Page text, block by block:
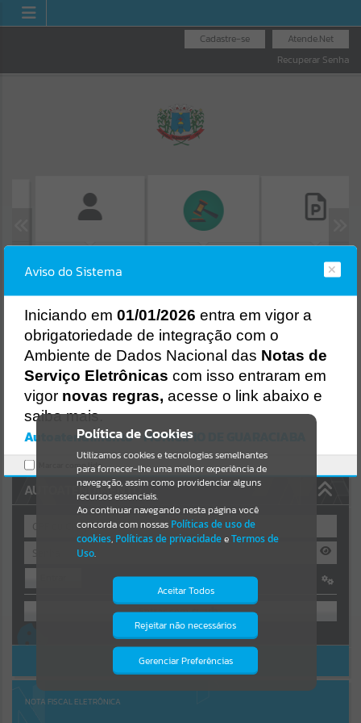
Atende.Net
Cadastre-se
Recuperar Senha
PAGAMENTO
PROTOCOLO
Resultados para""
Portais
Por favor, aguarde...
NOTÍCIAS
Por favor, aguarde...
Por favor, aguarde...
AUTOATENDIMENTO
OU
Cadastre-se|Recuperar Senha
ACESSAR SEM LOGIN
NOTA FISCAL ELETRÔNICA
Política de Cookies
Utilizamos cookies e tecnologias semelhantes
para fornecer-lhe uma melhor experiência de
navegação, assim como providenciar alguns
recursos essenciais.
Ao continuar navegando nesta página você
concorda com nossas Políticas de uso de
cookies, Políticas de privacidadeeTermos de
Uso.
Aceitar Todos
Rejeitar não necessários
Gerenciar Preferências
Isto significa que diversos recursos
providenciados poderão não estar
Aviso do Sistema
Iniciando em 01/01/2026 entra em vigor a
obrigatoriedade de integração com o
Ambiente de Dados Nacional das Notas de
Serviço Eletrônicas com isso entraram em
vigor novas regras, acesse o link abaixo e
saiba mais.
Autoatendimento - MUNICIPIO DE GUARACIABA
Marcar como lido.
Erro
Gerenciamento do Sistema
CÓDIGO DA MENSAGEM:
Ocorreu um erro de script:
Uncaught SyntaxError: Unexpected token '('
https://guaraciaba.atende.net/cidadao/pagina/static/bundle/wpo_in
dex_2_base_l2_portal_editores_sync_d9fb77cfd5741fafc9972edc7a6
41fea.js?v=83d4f602:47
Verificar Mais Detalhes